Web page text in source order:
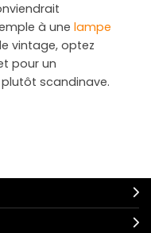
à une lampe
vintage, optez
pour un
scandinave.